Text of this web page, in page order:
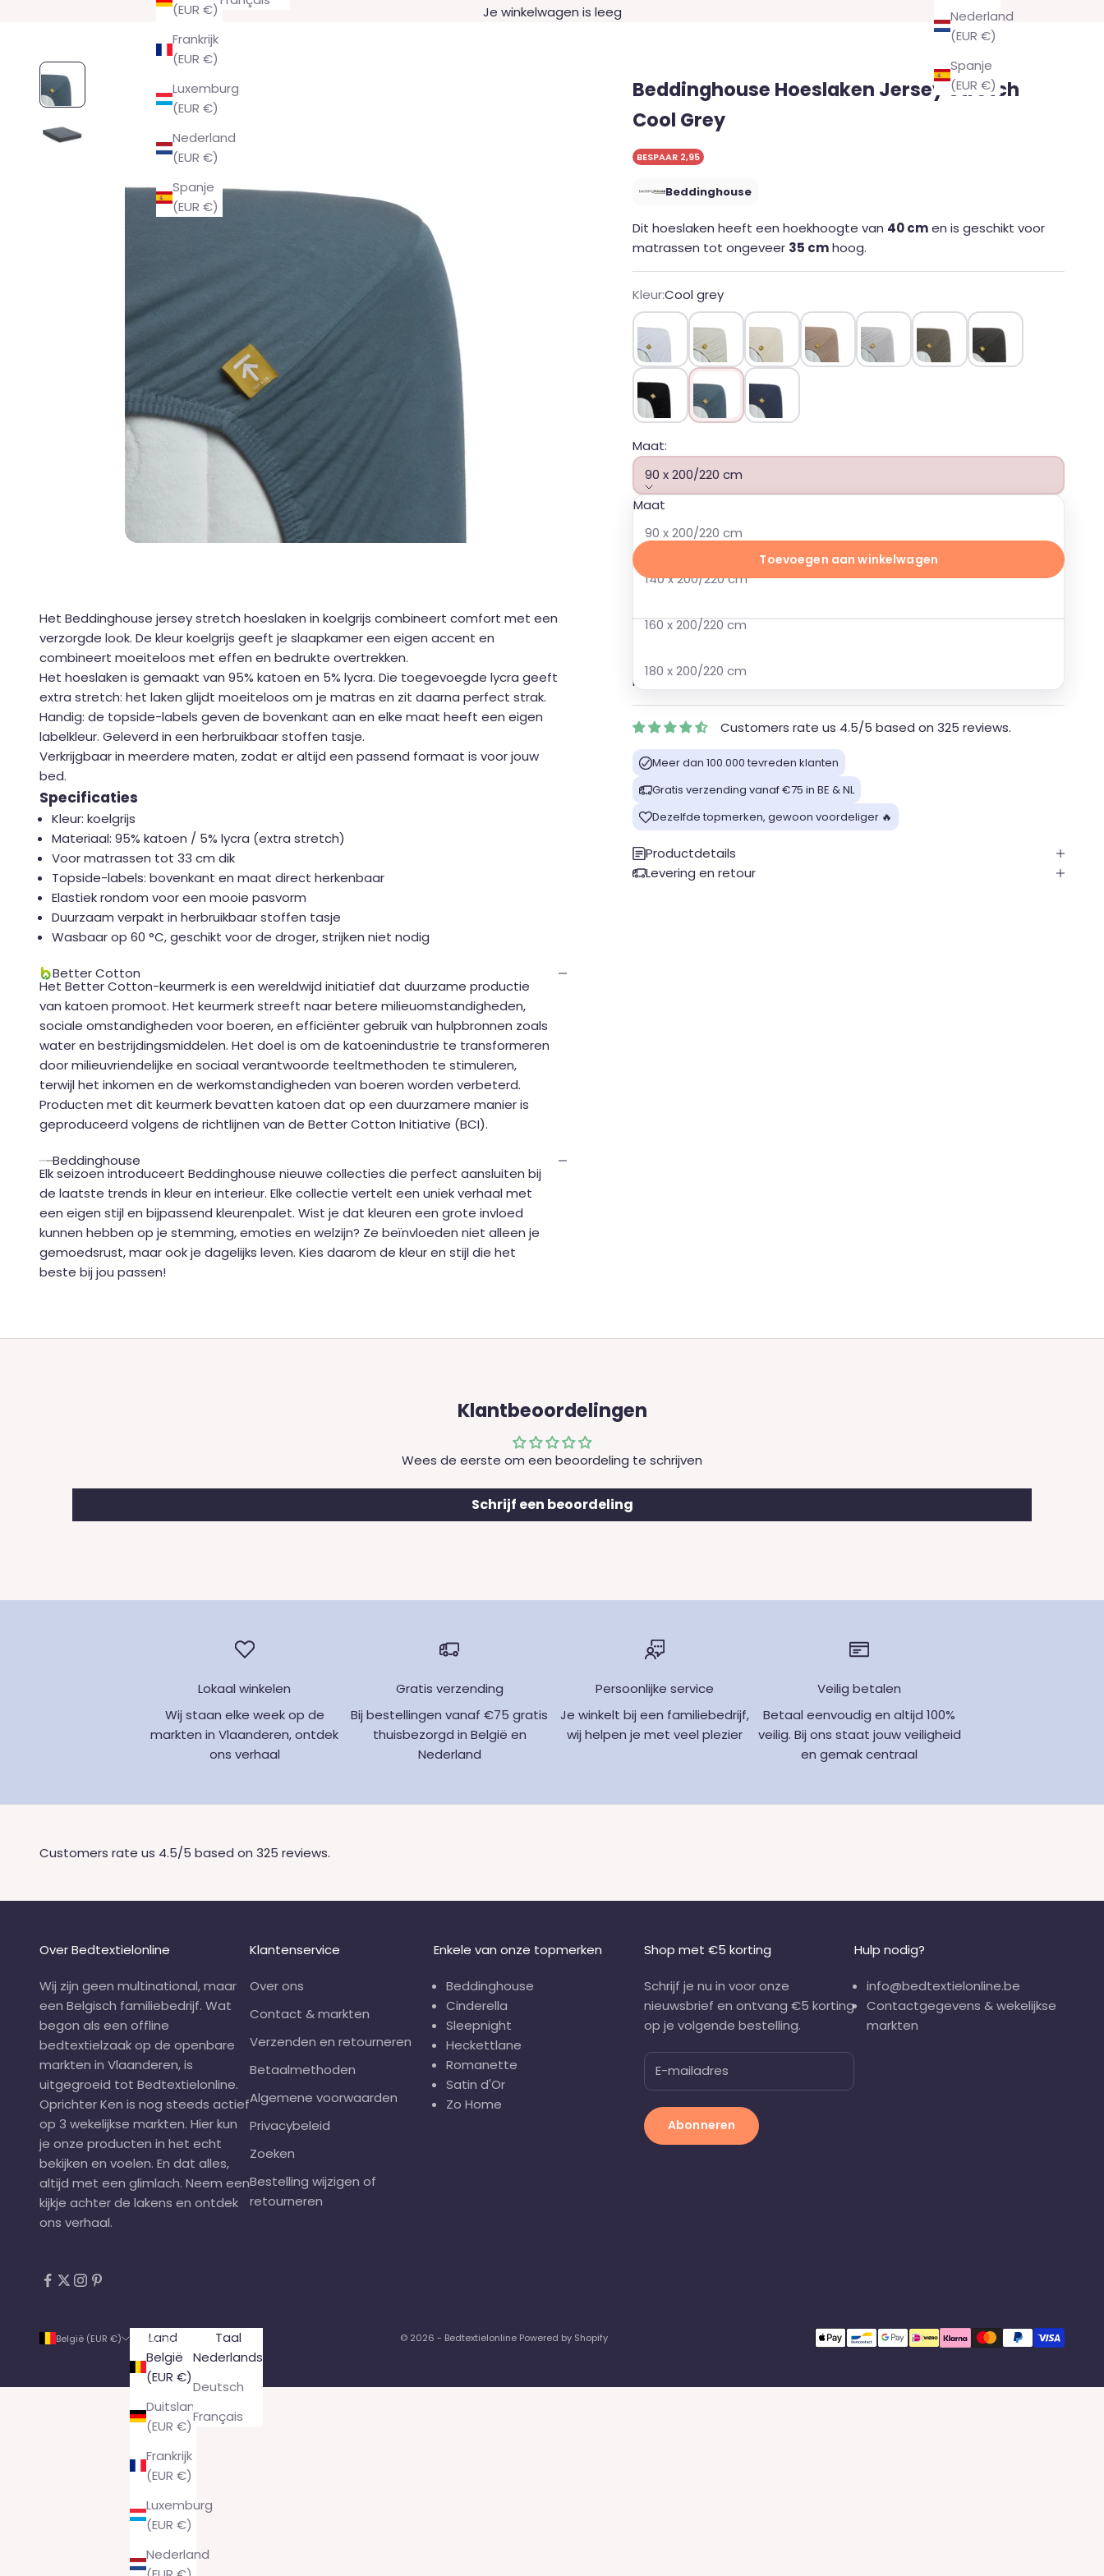
Nederland
(EUR €)
Spanje
(EUR €)
(EUR €)
Frankrijk
(EUR €)
Luxemburg
(EUR €)
Nederland
(EUR €)
Spanje
(EUR €)
Je winkelwagen is leeg
Beddinghouse Hoeslaken Jersey Stretch
Cool Grey
BESPAAR 2,95
Beddinghouse
Dit hoeslaken heeft een hoekhoogte van 40 cmen is geschikt voor
matrassen tot ongeveer 35 cmhoog.
Kleur:Cool grey
Wit
Gebroken wit
Naturel Taupe Lichtgrijs Warm greyAntraciet
Zwart Cool greyIndigo
Maat:
90 x 200/220 cm
Maat
90 x 200/220 cm
140 x 200/220 cm
160 x 200/220 cm
180 x 200/220 cm
Toevoegen aan winkelwagen
Op voorraad bij onze leverancier. Dit product wordt speciaal voor je
besteld en binnen 2 - 8 werkdagen verzonden
Customers rate us 4.5/5 based on 325 reviews.
Meer dan 100.000 tevreden klanten
Gratis verzending vanaf €75 in BE & NL
Dezelfde topmerken, gewoon voordeliger 🔥
Productdetails
Levering en retour
Het Beddinghouse jersey stretch hoeslaken in koelgrijs combineert comfort met een
verzorgde look. De kleur koelgrijs geeft je slaapkamer een eigen accent en
combineert moeiteloos met effen en bedrukte overtrekken.
Het hoeslaken is gemaakt van 95% katoen en 5% lycra. Die toegevoegde lycra geeft
extra stretch: het laken glijdt moeiteloos om je matras en zit daarna perfect strak.
Handig: de topside-labels geven de bovenkant aan en elke maat heeft een eigen
labelkleur. Geleverd in een herbruikbaar stoffen tasje.
Verkrijgbaar in meerdere maten, zodat er altijd een passend formaat is voor jouw
bed.
Specificaties
Kleur: koelgrijs
Materiaal: 95% katoen / 5% lycra (extra stretch)
Voor matrassen tot 33 cm dik
Topside-labels: bovenkant en maat direct herkenbaar
Elastiek rondom voor een mooie pasvorm
Duurzaam verpakt in herbruikbaar stoffen tasje
Wasbaar op 60 °C, geschikt voor de droger, strijken niet nodig
Better Cotton
Het Better Cotton-keurmerk is een wereldwijd initiatief dat duurzame productie
van katoen promoot. Het keurmerk streeft naar betere milieuomstandigheden,
sociale omstandigheden voor boeren, en efficiënter gebruik van hulpbronnen zoals
water en bestrijdingsmiddelen. Het doel is om de katoenindustrie te transformeren
door milieuvriendelijke en sociaal verantwoorde teeltmethoden te stimuleren,
terwijl het inkomen en de werkomstandigheden van boeren worden verbeterd.
Producten met dit keurmerk bevatten katoen dat op een duurzamere manier is
geproduceerd volgens de richtlijnen van de Better Cotton Initiative (BCI).
Beddinghouse
Elk seizoen introduceert Beddinghouse nieuwe collecties die perfect aansluiten bij
de laatste trends in kleur en interieur. Elke collectie vertelt een uniek verhaal met
een eigen stijl en bijpassend kleurenpalet. Wist je dat kleuren een grote invloed
kunnen hebben op je stemming, emoties en welzijn? Ze beïnvloeden niet alleen je
gemoedsrust, maar ook je dagelijks leven. Kies daarom de kleur en stijl die het
beste bij jou passen!
Klantbeoordelingen
Wees de eerste om een beoordeling te schrijven
Schrijf een beoordeling
Lokaal winkelen
Wij staan elke week op de
markten in Vlaanderen, ontdek
ons verhaal
Gratis verzending
Bij bestellingen vanaf €75 gratis
thuisbezorgd in België en
Nederland
Persoonlijke service
Je winkelt bij een familiebedrijf,
wij helpen je met veel plezier
Veilig betalen
Betaal eenvoudig en altijd 100%
veilig. Bij ons staat jouw veiligheid
en gemak centraal
Customers rate us 4.5/5 based on 325 reviews.
Over Bedtextielonline
Wij zijn geen multinational, maar
een Belgisch familiebedrijf. Wat
begon als een offline
bedtextielzaak op de openbare
markten in Vlaanderen, is
uitgegroeid tot Bedtextielonline.
Oprichter Ken is nog steeds actief
op 3 wekelijkse markten. Hier kun
je onze producten in het echt
bekijken en voelen. En dat alles,
altijd met een glimlach. Neem een
kijkje achter de lakens en ontdek
ons verhaal.
Klantenservice
Over ons
Contact & markten
Verzenden en retourneren
Betaalmethoden
Algemene voorwaarden
Privacybeleid
Zoeken
Bestelling wijzigen of
retourneren
Enkele van onze topmerken
Beddinghouse
Cinderella
Sleepnight
Heckettlane
Romanette
Satin d'Or
Zo Home
Shop met €5 korting
Schrijf je nu in voor onze
nieuwsbrief en ontvang €5 korting
op je volgende bestelling.
Abonneren
Hulp nodig?
info@bedtextielonline.be
Contactgegevens & wekelijkse
markten
België (EUR €)
Land
België
(EUR €)
Duitsland
(EUR €)
Frankrijk
(EUR €)
Luxemburg
(EUR €)
Nederland
Nederlands
Taal
Nederlands
Deutsch
Français
© 2026 - Bedtextielonline Powered by Shopify